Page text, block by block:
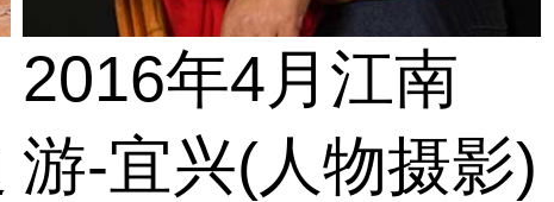
2016年4月江南
游-宜兴(人物摄影)